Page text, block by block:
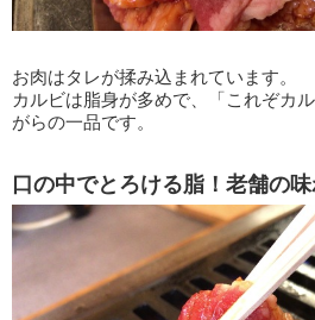
お肉はタレが揉み込まれています。
カルビは脂身が多めで、「これぞカ
がらの一品です。
口の中でとろける脂！老舗の味